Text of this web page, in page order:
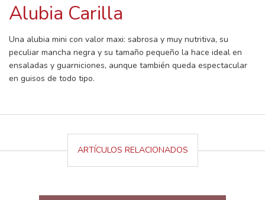
Alubia Carilla
Una alubia mini con valor maxi: sabrosa y muy nutritiva, su
peculiar mancha negra y su tamaño pequeño la hace ideal en
ensaladas y guarniciones, aunque también queda espectacular
en guisos de todo tipo.
ARTÍCULOS RELACIONADOS